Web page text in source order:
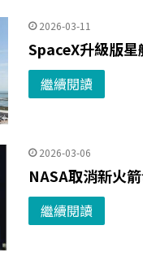
2026-03-11
SpaceX升級版
繼續閱讀
2026-03-06
NASA取消新火
繼續閱讀